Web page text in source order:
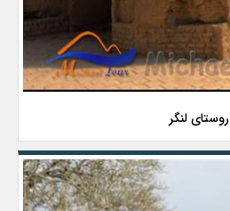
روستای لنگر